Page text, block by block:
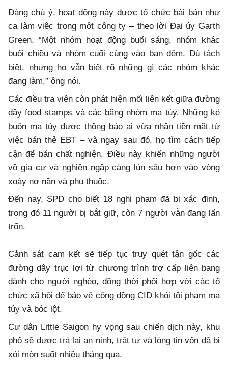
Đáng chú ý, hoạt động này được tổ chức bài bản như
ca làm việc trong một công ty – theo lời Đại úy Garth
Green. “Một nhóm hoạt động buổi sáng, nhóm khác
buổi chiều và nhóm cuối cùng vào ban đêm. Dù tách
biệt, nhưng họ vẫn biết rõ những gì các nhóm khác
đang làm,” ông nói.
Các điều tra viên còn phát hiện mối liên kết giữa đường
dây food stamps và các băng nhóm ma túy. Những kẻ
buôn ma túy được thông báo ai vừa nhận tiền mặt từ
việc bán thẻ EBT – và ngay sau đó, họ tìm cách tiếp
cận để bán chất nghiện. Điều này khiến những người
vô gia cư và nghiện ngập càng lún sâu hơn vào vòng
xoáy nợ nần và phụ thuộc.
Đến nay, SPD cho biết 18 nghi phạm đã bị xác định,
trong đó 11 người bị bắt giữ, còn 7 người vẫn đang lẩn
trốn.
Cảnh sát cam kết sẽ tiếp tục truy quét tận gốc các
đường dây trục lợi từ chương trình trợ cấp liên bang
dành cho người nghèo, đồng thời phối hợp với các tổ
chức xã hội để bảo vệ cộng đồng CID khỏi tội phạm ma
túy và bóc lột.
Cư dân Little Saigon hy vọng sau chiến dịch này, khu
phố sẽ được trả lại an ninh, trật tự và lòng tin vốn đã bị
xói mòn suốt nhiều tháng qua.